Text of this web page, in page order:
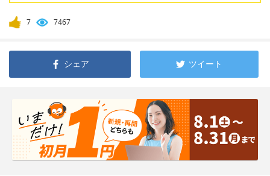
7 7467
シェア ツイート